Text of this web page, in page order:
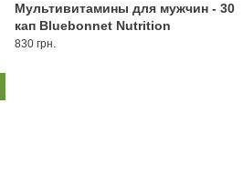
Мультивитамины для мужчин - 30
кап Bluebonnet Nutrition
830 грн.